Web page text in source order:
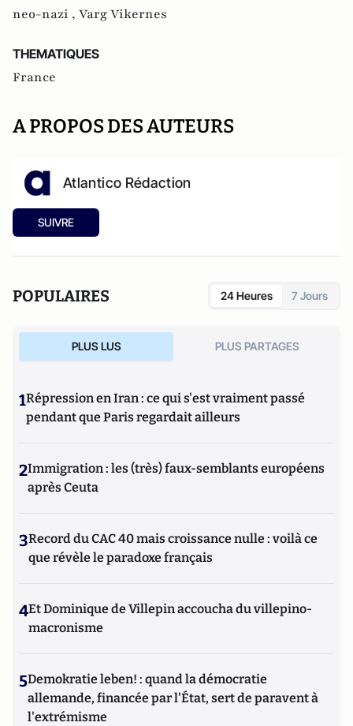
neo-nazi , Varg Vikernes
THEMATIQUES
France
A PROPOS DES AUTEURS
Atlantico Rédaction
SUIVRE
POPULAIRES 24 Heures 7 Jours
PLUS LUS PLUS PARTAGES
1Répression en Iran : ce qui s'est vraiment passé
pendant que Paris regardait ailleurs
2Immigration : les (très) faux-semblants européens
après Ceuta
3Record du CAC 40 mais croissance nulle : voilà ce
que révèle le paradoxe français
4Et Dominique de Villepin accoucha du villepino-
macronisme
5Demokratie leben! : quand la démocratie
allemande, financée par l'État, sert de paravent à
l'extrémisme